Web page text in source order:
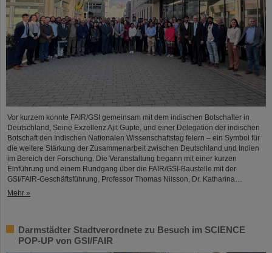
Vor kurzem konnte FAIR/GSI gemeinsam mit dem indischen Botschafter in
Deutschland, Seine Exzellenz Ajit Gupte, und einer Delegation der indischen
Botschaft den Indischen Nationalen Wissenschaftstag feiern – ein Symbol für
die weitere Stärkung der Zusammenarbeit zwischen Deutschland und Indien
im Bereich der Forschung. Die Veranstaltung begann mit einer kurzen
Einführung und einem Rundgang über die FAIR/GSI-Baustelle mit der
GSI/FAIR-Geschäftsführung, Professor Thomas Nilsson, Dr. Katharina…
Mehr »
Darmstädter Stadtverordnete zu Besuch im SCIENCE
POP-UP von GSI/FAIR